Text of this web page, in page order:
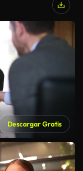
Descargar Gratis